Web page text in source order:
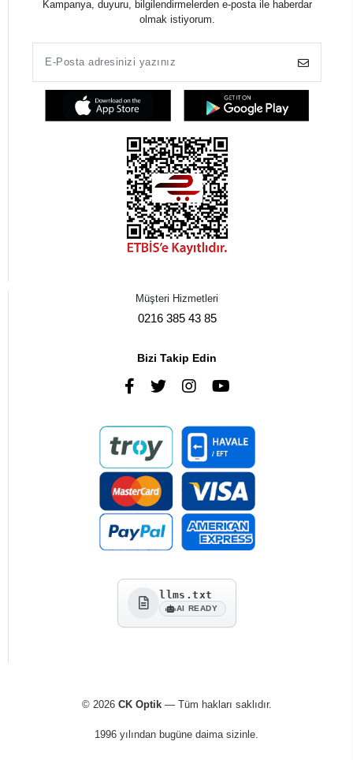
Kampanya, duyuru, bilgilendirmelerden e-posta ile haberdar
olmak istiyorum.
Müşteri Hizmetleri
0216 385 43 85
Bizi Takip Edin
llms.txt
AI READY
© 2026 CK Optik— Tüm hakları saklıdır.
1996 yılından bugüne daima sizinle.